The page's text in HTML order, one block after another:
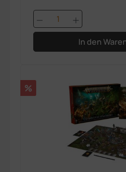
Produkt Anzahl:
In den
Rabatt
%